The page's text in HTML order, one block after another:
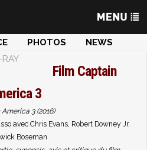
PHOTOS
NEWS
Film Captain
3
3 (2016)
avec Chris Evans, Robert Downey Jr,
Boseman